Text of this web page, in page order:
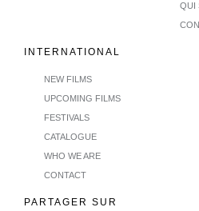
QUI
INTERNATIONAL
NEW FILMS
UPCOMING FILMS
FESTIVALS
CATALOGUE
WHO WE ARE
CONTACT
PARTAGER SUR